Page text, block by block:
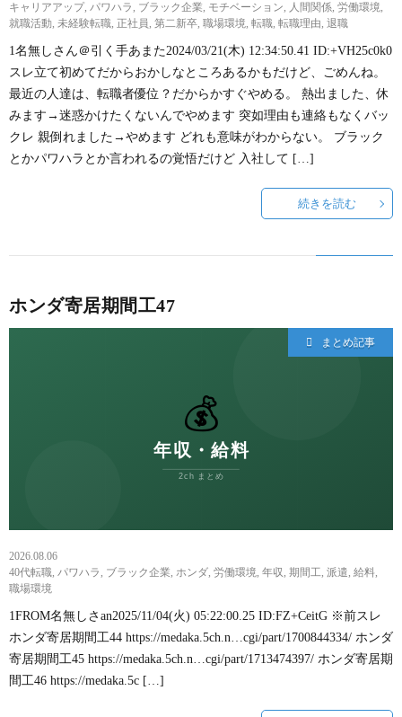
キャリアアップ, パワハラ , ブラック企業, モチベーション, 人間関係, 労働環境,
就職活動, 未経験転職, 正社員, 第二新卒, 職場環境, 転職, 転職理由, 退職
1名無しさん＠引く手あまた2024/03/21(木) 12:34:50.41 ID:+VH25c0k0
スレ立て初めてだからおかしなところあるかもだけど、ごめんね。
最近の人達は、転職者優位？だからかすぐやめる。 熱出ました、休
みます→迷惑かけたくないんでやめます 突如理由も連絡もなくバッ
クレ 親倒れました→やめます どれも意味がわからない。 ブラック
とかパワハラとか言われるの覚悟だけど 入社して […]
続きを読む
ホンダ寄居期間工47
まとめ記事
2026.08.06
40代転職 パワハラ ブラック企業 ホンダ 労働環境 年収 期間工 派遣 給料
職場環境
1FROM名無しさan2025/11/04(火) 05:22:00.25 ID:FZ+CeitG ※前スレ
ホンダ寄居期間工44 https://medaka.5ch.n…cgi/part/1700844334/ ホンダ
寄居期間工45 https://medaka.5ch.n…cgi/part/1713474397/ ホンダ寄居期
間工46 https://medaka.5c […]